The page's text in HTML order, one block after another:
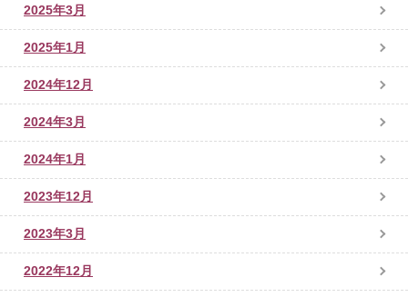
2025年3月
2025年1月
2024年12月
2024年3月
2024年1月
2023年12月
2023年3月
2022年12月